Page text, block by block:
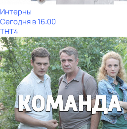
Интерны
Сегодня в 16:00
ТНТ4